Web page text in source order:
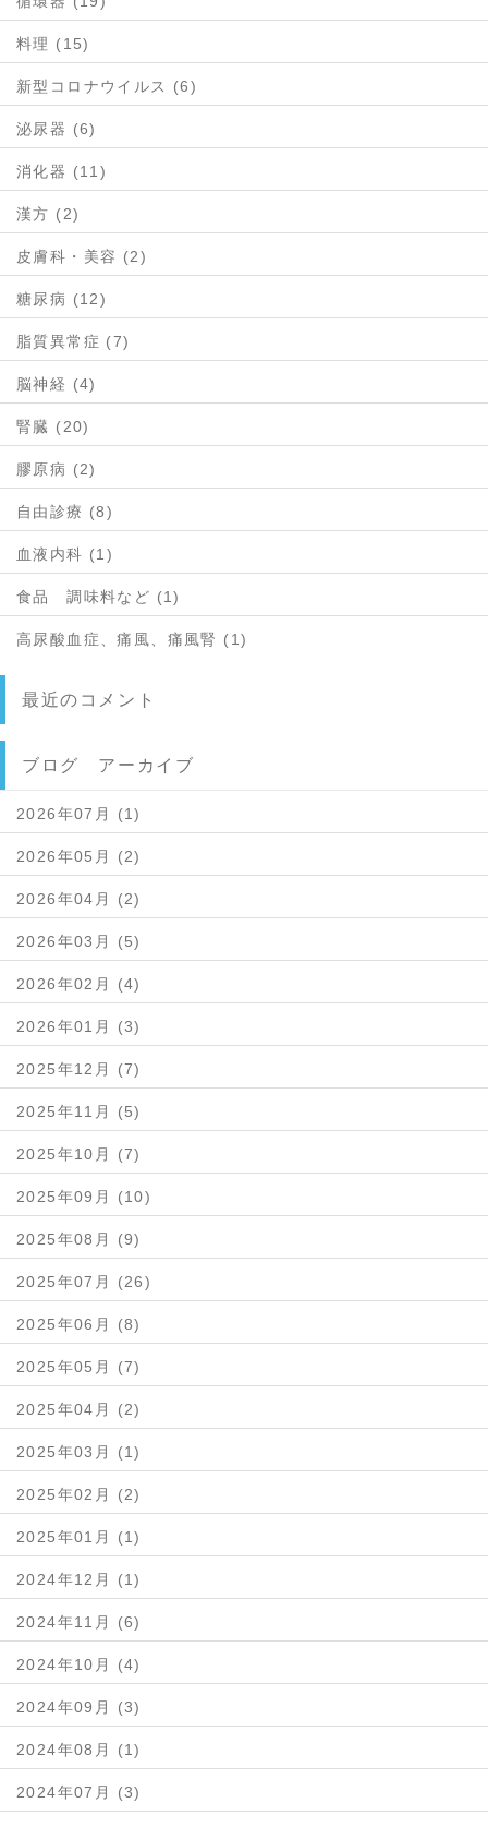
料理 (15)
新型コロナウイルス (6)
泌尿器 (6)
消化器 (11)
漢方 (2)
皮膚科・美容 (2)
糖尿病 (12)
脂質異常症 (7)
脳神経 (4)
腎臓 (20)
膠原病 (2)
自由診療 (8)
血液内科 (1)
食品 調味料など (1)
高尿酸血症、痛風、痛風腎 (1)
最近のコメント
ブログ アーカイブ
2026年07月 (1)
2026年05月 (2)
2026年04月 (2)
2026年03月 (5)
2026年02月 (4)
2026年01月 (3)
2025年12月 (7)
2025年11月 (5)
2025年10月 (7)
2025年09月 (10)
2025年08月 (9)
2025年07月 (26)
2025年06月 (8)
2025年05月 (7)
2025年04月 (2)
2025年03月 (1)
2025年02月 (2)
2025年01月 (1)
2024年12月 (1)
2024年11月 (6)
2024年10月 (4)
2024年09月 (3)
2024年08月 (1)
2024年07月 (3)